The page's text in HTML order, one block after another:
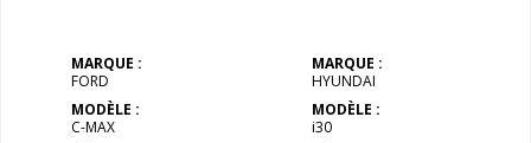
MARQUE :
FORD
MODÈLE :
C-MAX
MARQUE :
HYUNDAI
MODÈLE :
i30